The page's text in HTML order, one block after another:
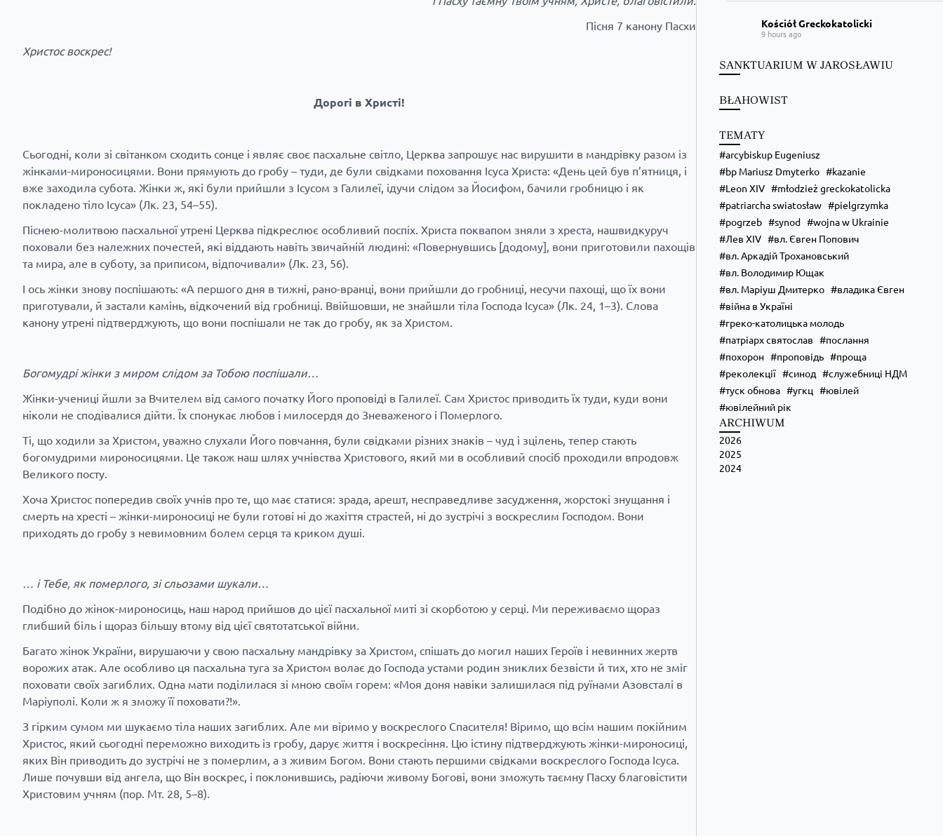
Пісня 7 канону Пасхи
Христос воскрес!
Дорогі в Христі!
Сьогодні, коли зі світанком сходить сонце і являє своє пасхальне світло, Церква запрошує нас вирушити в мандрівку разом із
жінками-мироносицями. Вони прямують до гробу – туди, де були свідками поховання Ісуса Христа: «День цей був п’ятниця, і
вже заходила субота. Жінки ж, які були прийшли з Ісусом з Галилеї, ідучи слідом за Йосифом, бачили гробницю і як
покладено тіло Ісуса» (Лк. 23, 54–55).
Піснею-молитвою пасхальної утрені Церква підкреслює особливий поспіх. Христа поквапом зняли з хреста, нашвидкуруч
поховали без належних почестей, які віддають навіть звичайній людині: «Повернувшись [додому], вони приготовили пахощів
та мира, але в суботу, за приписом, відпочивали» (Лк. 23, 56).
І ось жінки знову поспішають: «А першого дня в тижні, рано-вранці, вони прийшли до гробниці, несучи пахощі, що їх вони
приготували, й застали камінь, відкочений від гробниці. Ввійшовши, не знайшли тіла Господа Ісуса» (Лк. 24, 1–3). Слова
канону утрені підтверджують, що вони поспішали не так до гробу, як за Христом.
Богомудрі жінки з миром слідом за Тобою поспішали…
Жінки-учениці йшли за Вчителем від самого початку Його проповіді в Галилеї. Сам Христос приводить їх туди, куди вони
ніколи не сподівалися дійти. Їх спонукає любов і милосердя до Зневаженого і Померлого.
Ті, що ходили за Христом, уважно слухали Його повчання, були свідками різних знаків – чуд і зцілень, тепер стають
богомудрими мироносицями. Це також наш шлях учнівства Христового, який ми в особливий спосіб проходили впродовж
Великого посту.
Хоча Христос попередив своїх учнів про те, що має статися: зрада, арешт, несправедливе засудження, жорстокі знущання і
смерть на хресті – жінки-мироносиці не були готові ні до жахіття страстей, ні до зустрічі з воскреслим Господом. Вони
приходять до гробу з невимовним болем серця та криком душі.
… і Тебе, як померлого, зі сльозами шукали…
Подібно до жінок-мироносиць, наш народ прийшов до цієї пасхальної миті зі скорботою у серці. Ми переживаємо щораз
глибший біль і щораз більшу втому від цієї святотатської війни.
Багато жінок України, вирушаючи у свою пасхальну мандрівку за Христом, спішать до могил наших Героїв і невинних жертв
ворожих атак. Але особливо ця пасхальна туга за Христом волає до Господа устами родин зниклих безвісти й тих, хто не зміг
поховати своїх загиблих. Одна мати поділилася зі мною своїм горем: «Моя доня навіки залишилася під руїнами Азовсталі в
Маріуполі. Коли ж я зможу її поховати?!».
З гірким сумом ми шукаємо тіла наших загиблих. Але ми віримо у воскреслого Спасителя! Віримо, що всім нашим покійним
Христос, який сьогодні переможно виходить із гробу, дарує життя і воскресіння. Цю істину підтверджують жінки-мироносиці,
яких Він приводить до зустрічі не з померлим, а з живим Богом. Вони стають першими свідками воскреслого Господа Ісуса.
Лише почувши від ангела, що Він воскрес, і поклонившись, радіючи живому Богові, вони зможуть таємну Пасху благовістити
Христовим учням (пор. Мт. 28, 5–8).
Kościół Greckokatolicki
9 hours ago
Преображення Господнє в Лодзі
SANKTUARIUM W JAROSŁAWIU
BŁAHOWIST
TEMATY
arcybiskup Eugeniusz
bp Mariusz Dmyterko
kazanie
Leon XIV
młodzież greckokatolicka
patriarcha swiatosław
pielgrzymka
pogrzeb
synod
wojna w Ukrainie
Лев XIV
вл. Євген Попович
вл. Аркадій Трохановський
вл. Володимир Ющак
вл. Маріуш Дмитерко
владика Євген
війна в Україні
греко-католицька молодь
патріарх святослав
послання
похорон
проповідь
проща
реколекції
синод
служебниці НДМ
туск обнова
угкц
ювілей
ювілейний рік
ARCHIWUM
2026
2025
2024